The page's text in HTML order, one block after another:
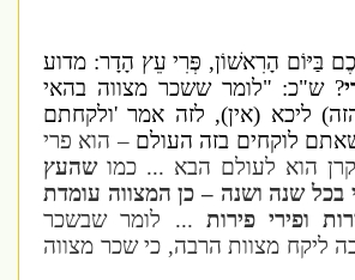
הָרִאשׁוֹן, פְּרִי עֵץ הָדָר: מדוע
ש"כ: "לומר ששכר מצווה בהאי
ליכא (אין), לזה אמר 'ולקחתם
לוקחים בזה העולם– הוא פרי
הוא לעולם הבא ... כמושהעץ
בכל שנה ושנה – כן המצווה עומדת
ופירי פירות... לומר שבשכר
ליקח מצוות הרבה, כי שכר מצווה